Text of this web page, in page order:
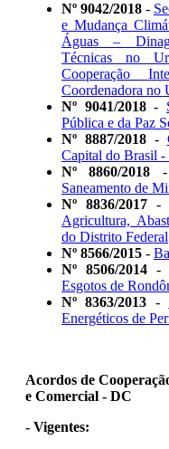
Nº 9042/2018 -
e Mudança
Águas –
Técnicas no
Cooperação
Coordenadora no
Nº 9041/2018-
Pública e da Paz
Nº 8887/2018-
Capital do Brasil -
Nº 8860/2018
Saneamento de
Nº 8836/2017-
Agricultura,
do Distrito Federal
Nº 8566/2015 -
Nº 8506/2014 -
Esgotos de
Nº 8363/2013 -
Energéticos de
Acordos de
e Comercial - DC
- Vigentes: